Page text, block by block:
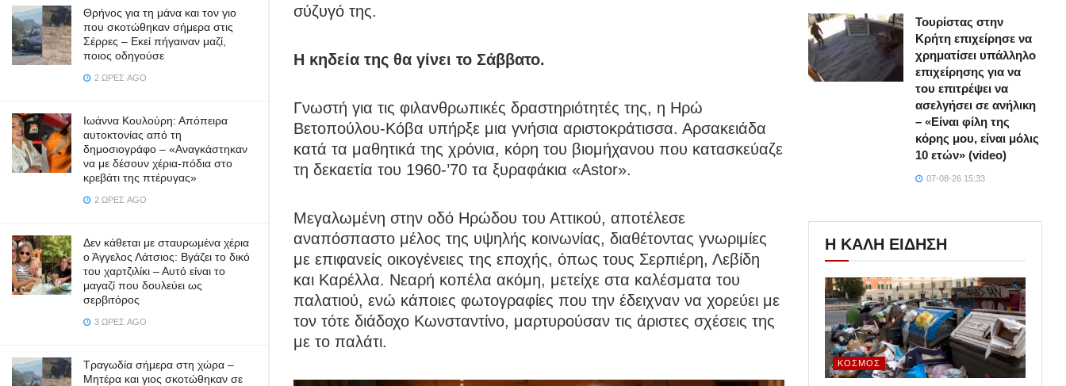
Θρήνος για τη μάνα και τον γιο
που σκοτώθηκαν σήμερα στις
Σέρρες – Εκεί πήγαιναν μαζί,
ποιος οδηγούσε
2 ΏΡΕΣ AGO
Ιωάννα Κουλούρη: Απόπειρα
αυτοκτονίας από τη
δημοσιογράφο – «Aναγκάστηκαν
να με δέσουν χέρια-πόδια στο
κρεβάτι της πτέρυγας»
2 ΏΡΕΣ AGO
Δεν κάθεται με σταυρωμένα χέρια
ο Άγγελος Λάτσιος: Βγάζει το δικό
του χαρτζιλίκι – Αυτό είναι το
μαγαζί που δουλεύει ως
σερβιτόρος
3 ΏΡΕΣ AGO
Τραγωδία σήμερα στη χώρα –
Μητέρα και γιος σκοτώθηκαν σε
σύζυγό της.
Η κηδεία της θα γίνει το Σάββατο.
Γνωστή για τις φιλανθρωπικές δραστηριότητές της, η Ηρώ
Βετοπούλου-Κόβα υπήρξε μια γνήσια αριστοκράτισσα. Αρσακειάδα
κατά τα μαθητικά της χρόνια, κόρη του βιομήχανου που κατασκεύαζε
τη δεκαετία του 1960-’70 τα ξυραφάκια «Αstor».
Μεγαλωμένη στην οδό Ηρώδου του Αττικού, αποτέλεσε
αναπόσπαστο μέλος της υψηλής κοινωνίας, διαθέτοντας γνωριμίες
με επιφανείς οικογένειες της εποχής, όπως τους Σερπιέρη, Λεβίδη
και Καρέλλα. Νεαρή κοπέλα ακόμη, μετείχε στα καλέσματα του
παλατιού, ενώ κάποιες φωτογραφίες που την έδειχναν να χορεύει με
τον τότε διάδοχο Κωνσταντίνο, μαρτυρούσαν τις άριστες σχέσεις της
με το παλάτι.
Τουρίστας στην
Κρήτη επιχείρησε να
χρηματίσει υπάλληλο
επιχείρησης για να
του επιτρέψει να
ασελγήσει σε ανήλικη
– «Είναι φίλη της
κόρης μου, είναι μόλις
10 ετών» (video)
07-08-26 15:33
Η ΚΑΛΗ ΕΙΔΗΣΗ
ΚΌΣΜΟΣ